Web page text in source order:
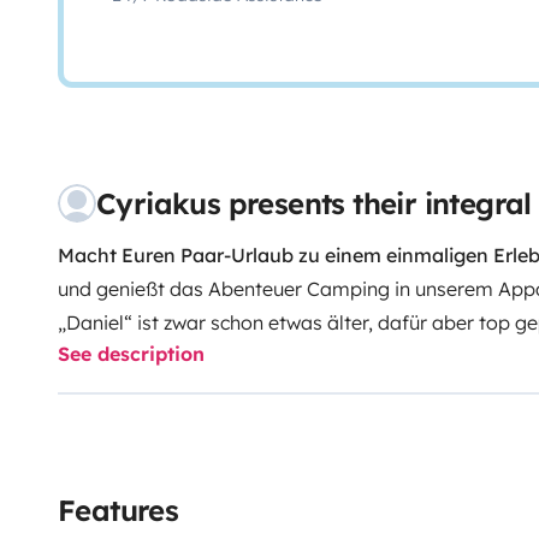
Cyriakus presents their
Macht Euren Paar-Urlaub zu einem einmaligen
und genießt das Abenteuer Camping in unserem
„Daniel“ ist zwar schon etwas älter, dafür aber top
vielen liebevollen Details. Seine helle und freundliche
Wohlfühlerlebnis und „Entspannung pur“. Viel Platz
umgebauten Liegewiese, oder im kuscheligem
See description
Features